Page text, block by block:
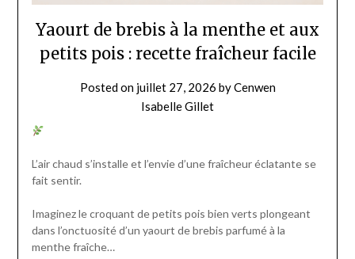
Yaourt de brebis à la menthe et aux
petits pois : recette fraîcheur facile
Posted on juillet 27, 2026 byCenwen
Isabelle Gillet
L’air chaud s’installe et l’envie d’une fraîcheur éclatante se
fait sentir.
Imaginez le croquant de petits pois bien verts plongeant
dans l’onctuosité d’un yaourt de brebis parfumé à la
menthe fraîche…